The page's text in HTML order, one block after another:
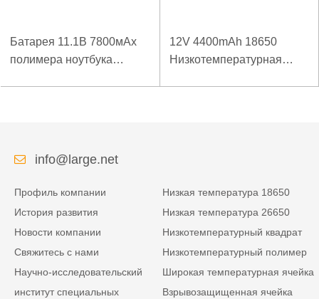
Батарея 11.1В 7800мАх
полимера ноутбука
12V 4400mAh 18650
Низкотемпературная
info@large.net
Профиль компании
История развития
Новости компании
Свяжитесь с нами
Научно-исследовательский
институт специальных
Низкая температура 18650
Низкая температура 26650
Низкотемпературный квадрат
Низкотемпературный полимер
Широкая температурная ячейка
Взрывозащищенная ячейка